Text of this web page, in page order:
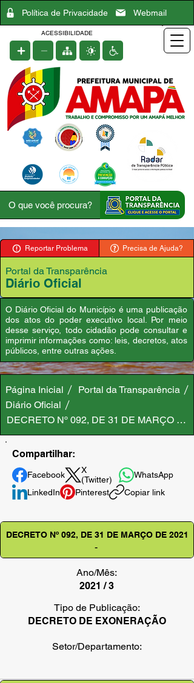
Política de Privacidade Webmail
ACESSIBILIDADE
Reportar Problema Precisa de Ajuda?
Portal da Transparência
Diário Oficial
O Diário Oficial do Município é uma publicação
dos atos do poder executivo local. Por meio
desse serviço, todo cidadão pode consultar e
imprimir informações como: leis, decretos, atos
públicos, entre outras ações.
Página Inicial
Portal da Transparência
Diário Oficial
DECRETO Nº 092, DE 31 DE MARÇO DE
Compartilhar:
Facebook
X
(Twitter)
WhatsApp
LinkedIn
Pinterest Copiar link
DECRETO Nº 092, DE 31 DE MARÇO DE 2021
-
Ano/Mês:
2021 / 3
Tipo de Publicação:
DECRETO DE EXONERAÇÃO
Setor/Departamento: